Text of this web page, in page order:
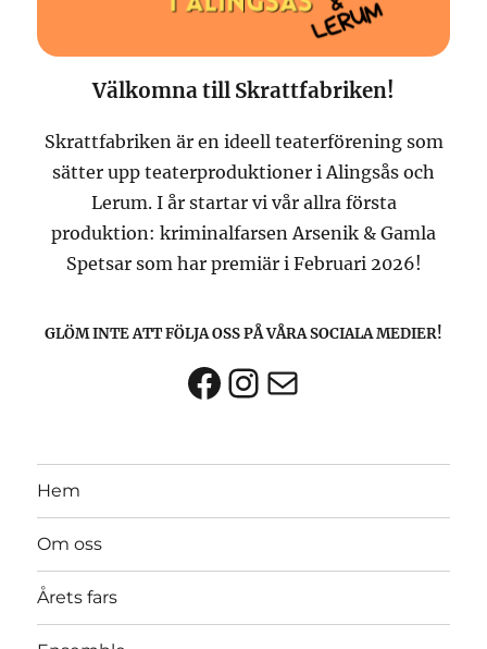
Välkomna till Skrattfabriken!
Skrattfabriken är en ideell teaterförening som
sätter upp teaterproduktioner i Alingsås och
Lerum. I år startar vi vår allra första
produktion: kriminalfarsen Arsenik & Gamla
Spetsar som har premiär i Februari 2026!
GLÖM INTE ATT FÖLJA OSS PÅ VÅRA SOCIALA MEDIER!
Facebook
Instagram
E-post
Hem
Om oss
Årets fars